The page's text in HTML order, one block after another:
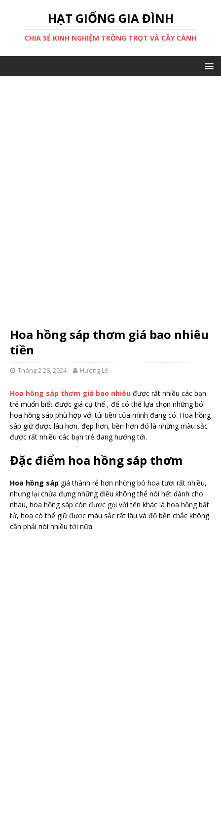
HẠT GIỐNG GIA ĐÌNH
CHIA SẺ KINH NGHIỆM TRỒNG TRỌT VÀ CÂY CẢNH
Hoa hồng sáp thơm giá bao nhiêu
tiền
Tháng 2 28, 2024 Hương Lê
Hoa hồng sáp thơm giá bao nhiêu được rất nhiều các bạn
trẻ muốn biết được giá cụ thể , để có thể lựa chọn những bó
hoa hồng sáp phù hợp với túi tiền của mình đang có. Hoa hồng
sáp giữ được lâu hơn, đẹp hơn, bền hơn đó là những màu sắc
được rất nhiều các bạn trẻ đang hướng tới.
Đặc điểm hoa hồng sáp thơm
Hoa hồng sáp giá thành rẻ hơn những bó hoa tươi rất nhiều,
nhưng lại chứa đựng những điều không thể nói hết dành cho
nhau, hoa hồng sáp còn được gọi với tên khác là hoa hồng bất
tử, hoa có thể giữ được màu sắc rất lâu và độ bền chắc không
cần phải nói nhiều tới nữa.